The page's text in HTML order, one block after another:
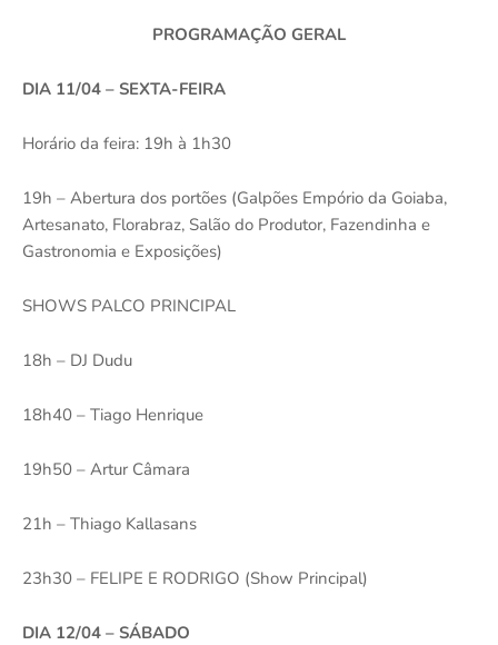
PROGRAMAÇÃO GERAL
DIA 11/04 – SEXTA-FEIRA
Horário da feira: 19h à 1h30
19h – Abertura dos portões (Galpões Empório da Goiaba,
Artesanato, Florabraz, Salão do Produtor, Fazendinha e
Gastronomia e Exposições)
SHOWS PALCO PRINCIPAL
18h – DJ Dudu
18h40 – Tiago Henrique
19h50 – Artur Câmara
21h – Thiago Kallasans
23h30 – FELIPE E RODRIGO (Show Principal)
DIA 12/04 – SÁBADO